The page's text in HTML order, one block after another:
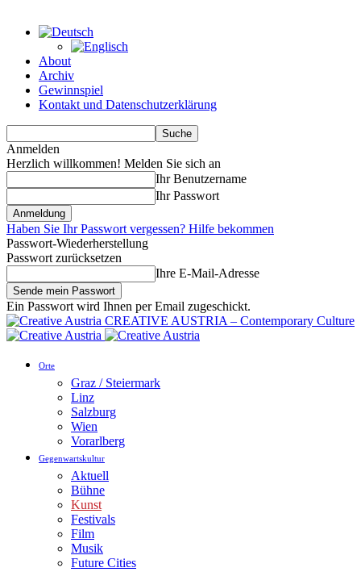
About
Archiv
Gewinnspiel
Kontakt und Datenschutzerklärung
Anmelden
Herzlich willkommen! Melden Sie sich an
Ihr Benutzername
Ihr Passwort
Haben Sie Ihr Passwort vergessen? Hilfe bekommen
Passwort-Wiederherstellung
Passwort zurücksetzen
Ihre E-Mail-Adresse
Ein Passwort wird Ihnen per Email zugeschickt.
CREATIVE AUSTRIA – Contemporary Culture
Orte
Graz / Steiermark
Linz
Salzburg
Wien
Vorarlberg
Gegenwartskultur
Aktuell
Bühne
Kunst
Festivals
Film
Musik
Future Cities